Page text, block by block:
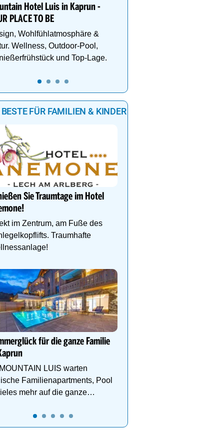
9 10
Hotel Luis in Kaprun -
PLACE TO BE
Wohlfühlatmosphäre &
Wellness, Outdoor-Pool,
und Top-Lage.
FÜR FAMILIEN & KINDER
Sie Traumtage im Hotel
im Zentrum, am Fuße des
Traumhafte
für die ganze Familie
MOUNTAIN LUIS warten
Familienapartments, Pool
mehr auf die ganze